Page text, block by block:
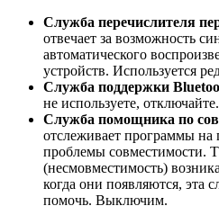
Служба перечислителя
отвечает за возможность
автоматического
устройств. Используется
Служба поддержки
не используете, отключайте.
Служба помощника по
отслеживает программы на
проблемы совместимости.
(несмовместимость)
когда они появляются, эта
помочь. Выключим.